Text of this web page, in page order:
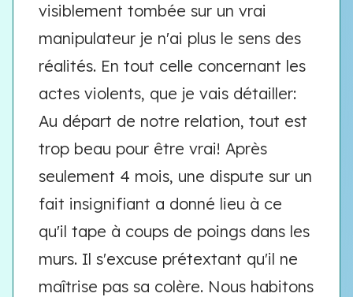
visiblement tombée sur un vrai
manipulateur je n'ai plus le sens des
réalités. En tout celle concernant les
actes violents, que je vais détailler:
Au départ de notre relation, tout est
trop beau pour être vrai! Après
seulement 4 mois, une dispute sur un
fait insignifiant a donné lieu à ce
qu'il tape à coups de poings dans les
murs. Il s'excuse prétextant qu'il ne
maîtrise pas sa colère. Nous habitons